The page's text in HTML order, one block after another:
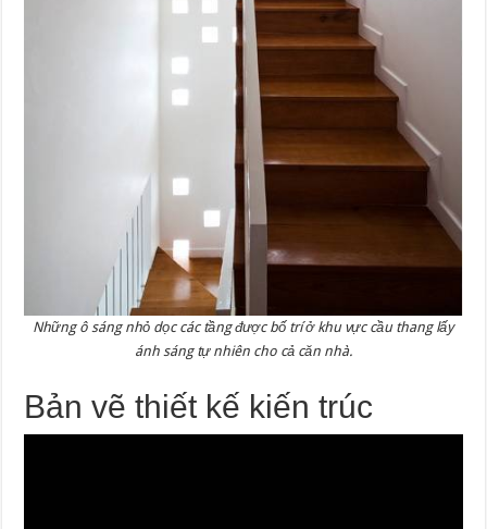
Những ô sáng nhỏ dọc các tầng được bố trí ở khu vực cầu thang lấy
ánh sáng tự nhiên cho cả căn nhà.
Bản vẽ thiết kế kiến trúc